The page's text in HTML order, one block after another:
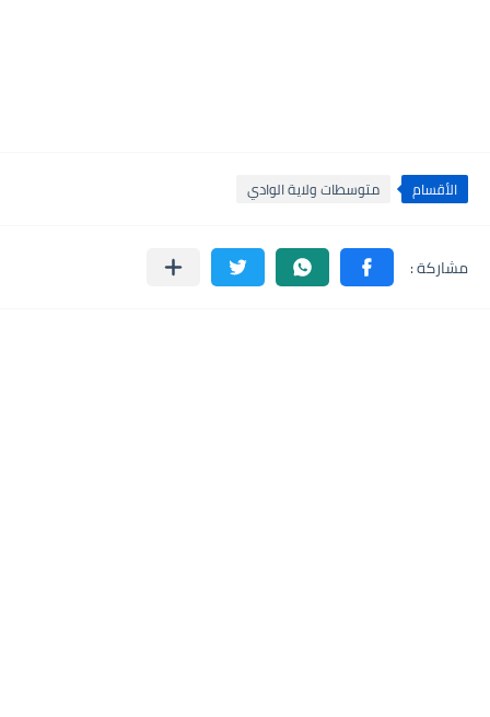
الأقسام متوسطات ولاية الوادي